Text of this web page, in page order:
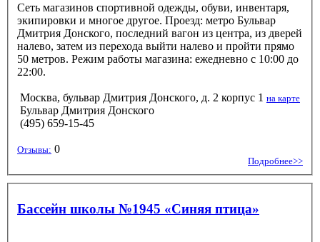
Сеть магазинов спортивной одежды, обуви, инвентаря,
экипировки и многое другое. Проезд: метро Бульвар
Дмитрия Донского, последний вагон из центра, из дверей
налево, затем из перехода выйти налево и пройти прямо
50 метров. Режим работы магазина: ежедневно с 10:00 до
22:00.
Москва, бульвар Дмитрия Донского, д. 2 корпус 1 на карте
Бульвар Дмитрия Донского
(495) 659-15-45
Отзывы: 0
Подробнее>>
Бассейн школы №1945 «Синяя птица»